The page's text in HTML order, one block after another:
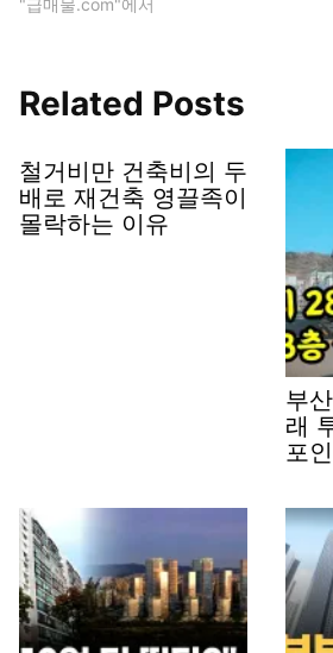
Related Posts
철거비만 건축비의 두
배로 재건축 영끌족이
몰락하는 이유
부
래
포